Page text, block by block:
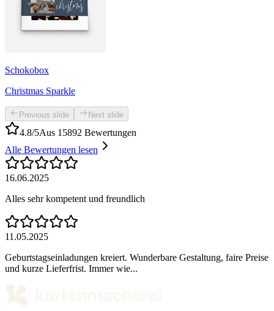
Schokobox
Christmas Sparkle
Previous slide Next slide
4.8/5Aus 15892 Bewertungen
Alle Bewertungen lesen
16.06.2025
Alles sehr kompetent und freundlich
11.05.2025
Geburtstagseinladungen kreiert. Wunderbare Gestaltung, faire Preise
und kurze Lieferfrist. Immer wie...